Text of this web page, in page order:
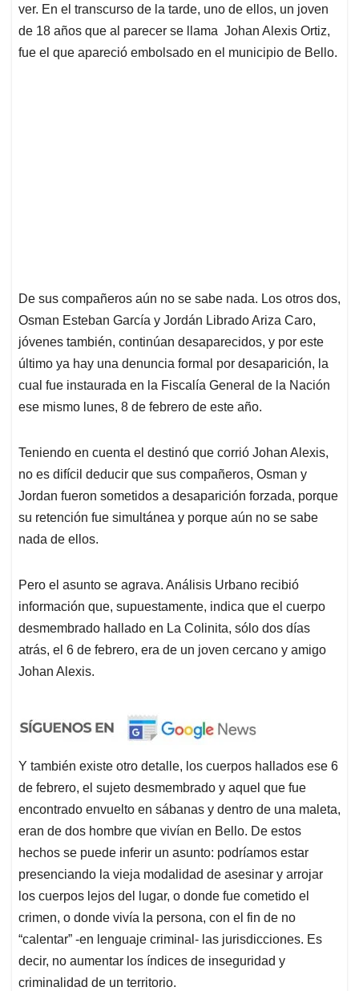
ver. En el transcurso de la tarde, uno de ellos, un joven
de 18 años que al parecer se llama Johan Alexis Ortiz,
fue el que apareció embolsado en el municipio de Bello.
De sus compañeros aún no se sabe nada. Los otros dos,
Osman Esteban García y Jordán Librado Ariza Caro,
jóvenes también, continúan desaparecidos, y por este
último ya hay una denuncia formal por desaparición, la
cual fue instaurada en la Fiscalía General de la Nación
ese mismo lunes, 8 de febrero de este año.
Teniendo en cuenta el destinó que corrió Johan Alexis,
no es difícil deducir que sus compañeros, Osman y
Jordan fueron sometidos a desaparición forzada, porque
su retención fue simultánea y porque aún no se sabe
nada de ellos.
Pero el asunto se agrava. Análisis Urbano recibió
información que, supuestamente, indica que el cuerpo
desmembrado hallado en La Colinita, sólo dos días
atrás, el 6 de febrero, era de un joven cercano y amigo
Johan Alexis.
Y también existe otro detalle, los cuerpos hallados ese 6
de febrero, el sujeto desmembrado y aquel que fue
encontrado envuelto en sábanas y dentro de una maleta,
eran de dos hombre que vivían en Bello. De estos
hechos se puede inferir un asunto: podríamos estar
presenciando la vieja modalidad de asesinar y arrojar
los cuerpos lejos del lugar, o donde fue cometido el
crimen, o donde vivía la persona, con el fin de no
“calentar” -en lenguaje criminal- las jurisdicciones. Es
decir, no aumentar los índices de inseguridad y
criminalidad de un territorio.